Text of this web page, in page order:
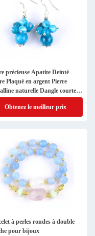
précieuse Apatite Deinté
Plaqué en argent Pierre
naturelle Dangle courte
d'oreille en perles de fleurs
Obtenez le meilleur prix
à perles rondes à double
pour bijoux